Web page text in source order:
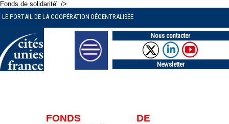
Fonds de solidarité" />
LE PORTAIL DE LA COOPÉRATION DÉCENTRALISÉE
Nous contacter
Newsletter
FONDS DE